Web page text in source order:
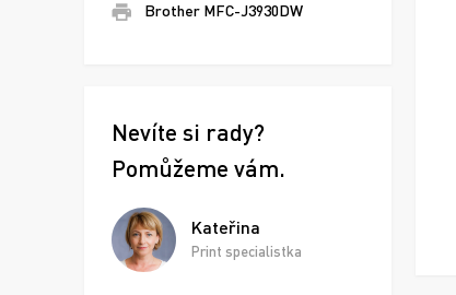
Brother MFC-J3930DW
Nevíte si rady?
Pomůžeme vám.
Kateřina
Print specialistka